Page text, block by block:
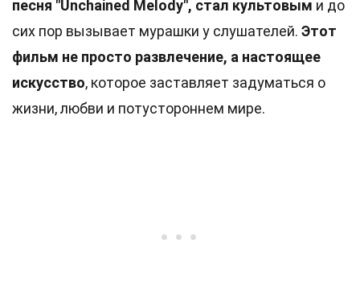
песня "Unchained Melody", стал культовым и до
сих пор вызывает мурашки у слушателей. Этот
фильм не просто развлечение, а настоящее
искусство, которое заставляет задуматься о
жизни, любви и потустороннем мире.